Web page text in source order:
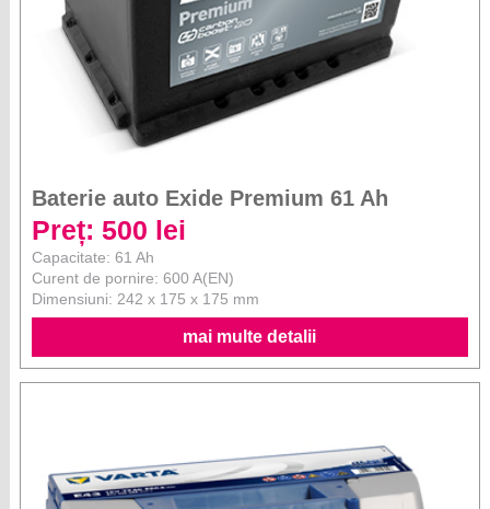
Baterie auto Exide Premium 61 Ah
Preț: 500 lei
Capacitate: 61 Ah
Curent de pornire: 600 A(EN)
Dimensiuni: 242 x 175 x 175 mm
mai multe detalii